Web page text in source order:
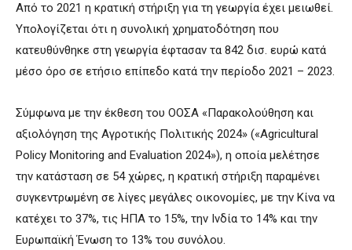
Από το 2021 η κρατική στήριξη για τη γεωργία έχει μειωθεί.
Υπολογίζεται ότι η συνολική χρηματοδότηση που
κατευθύνθηκε στη γεωργία έφτασαν τα 842 δισ. ευρώ κατά
μέσο όρο σε ετήσιο επίπεδο κατά την περίοδο 2021 – 2023.
Σύμφωνα με την έκθεση του ΟΟΣΑ «Παρακολούθηση και
αξιολόγηση της Αγροτικής Πολιτικής 2024» («Agricultural
Policy Monitoring and Evaluation 2024»), η οποία μελέτησε
την κατάσταση σε 54 χώρες, η κρατική στήριξη παραμένει
συγκεντρωμένη σε λίγες μεγάλες οικονομίες, με την Κίνα να
κατέχει το 37%, τις ΗΠΑ το 15%, την Ινδία το 14% και την
Ευρωπαϊκή Ένωση το 13% του συνόλου.